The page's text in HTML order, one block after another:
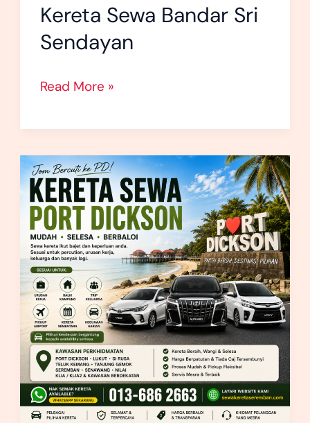
Kereta Sewa Bandar Sri
Sendayan
Read More »
Kereta
Sewa
Port
Dickson